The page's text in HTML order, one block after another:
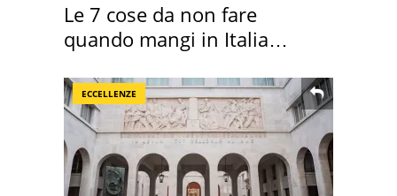
Le 7 cose da non fare
quando mangi in Italia
ECCELLENZE